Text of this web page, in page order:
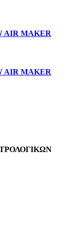
AIR MAKER
AIR MAKER